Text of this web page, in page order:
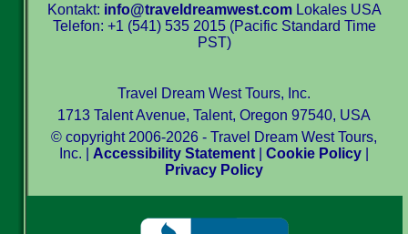
Kontakt: info@traveldreamwest.comLokales USA
Telefon: +1 (541) 535 2015 (Pacific Standard Time
PST)
Travel Dream West Tours, Inc.
1713 Talent Avenue, Talent, Oregon 97540, USA
© copyright 2006-2026 - Travel Dream West Tours,
Inc. | Accessibility Statement |Cookie Policy
Privacy Policy